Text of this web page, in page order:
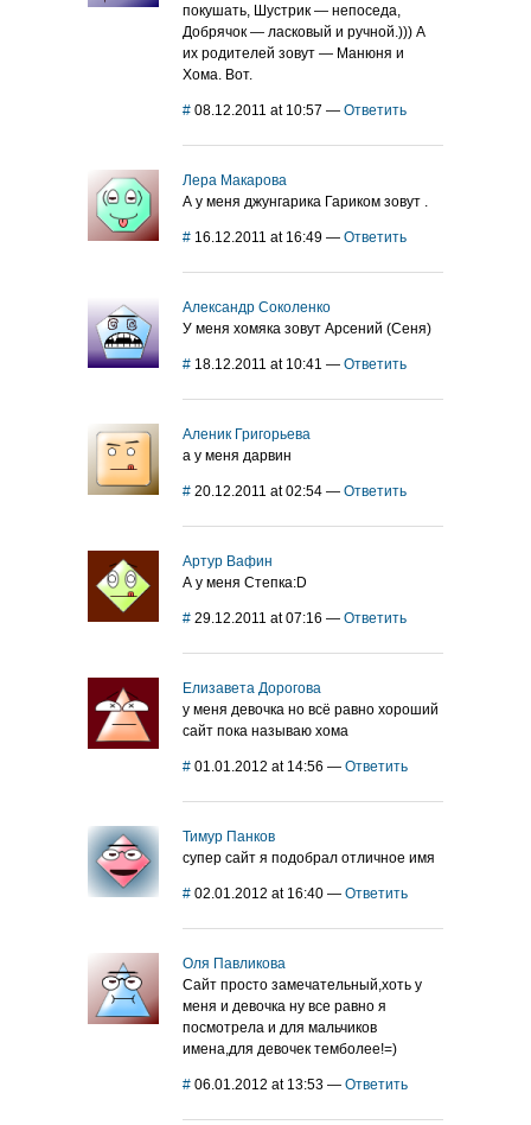
покушать, Шустрик — непоседа,
Добрячок — ласковый и ручной.))) А
их родителей зовут — Манюня и
Хома. Вот.
# 08.12.2011 at 10:57 — Ответить
Лера Макарова
А у меня джунгарика Гариком зовут .
# 16.12.2011 at 16:49 — Ответить
Александр Соколенко
У меня хомяка зовут Арсений (Сеня)
# 18.12.2011 at 10:41 — Ответить
Аленик Григорьева
а у меня дарвин
# 20.12.2011 at 02:54 — Ответить
Артур Вафин
А у меня Степка:D
# 29.12.2011 at 07:16 — Ответить
Елизавета Дорогова
у меня девочка но всё равно хороший
сайт пока называю хома
# 01.01.2012 at 14:56 — Ответить
Тимур Панков
супер сайт я подобрал отличное имя
# 02.01.2012 at 16:40 — Ответить
Оля Павликова
Сайт просто замечательный,хоть у
меня и девочка ну все равно я
посмотрела и для мальчиков
имена,для девочек темболее!=)
# 06.01.2012 at 13:53 — Ответить